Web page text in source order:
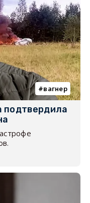
вагнер
подтвердила